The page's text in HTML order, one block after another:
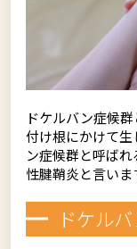
ドケルバン症候
付け根にかけて
ン症候群と呼ば
性腱鞘炎と言いま
ドケル